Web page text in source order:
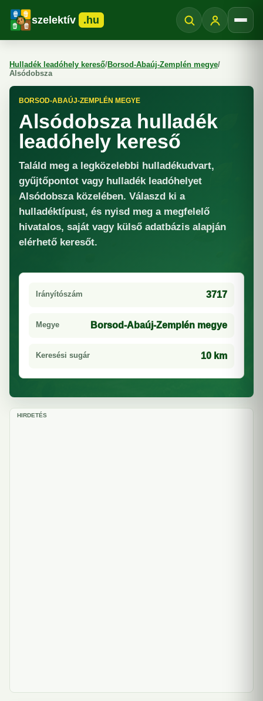
szelektív .hu
Hulladék leadóhely kereső/Borsod-Abaúj-Zemplén megye/
Alsódobsza
BORSOD-ABAÚJ-ZEMPLÉN MEGYE
Alsódobsza hulladék
leadóhely kereső
Találd meg a legközelebbi hulladékudvart,
gyűjtőpontot vagy hulladék leadóhelyet
Alsódobsza közelében. Válaszd ki a
hulladéktípust, és nyisd meg a megfelelő
hivatalos, saját vagy külső adatbázis alapján
elérhető keresőt.
Irányítószám 3717
Megye Borsod-Abaúj-Zemplén megye
Keresési sugár 10 km
HIRDETÉS